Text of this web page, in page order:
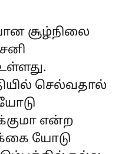
சூழ்நிலை
செல்வதால்
என்ற
யோடு